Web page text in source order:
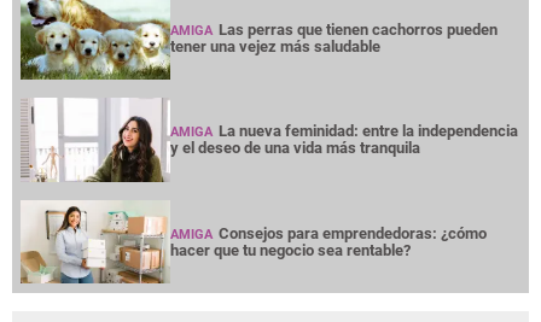
AMIGA Las perras que tienen cachorros pueden
tener una vejez más saludable
AMIGA La nueva feminidad: entre la independencia
y el deseo de una vida más tranquila
AMIGA Consejos para emprendedoras: ¿cómo
hacer que tu negocio sea rentable?